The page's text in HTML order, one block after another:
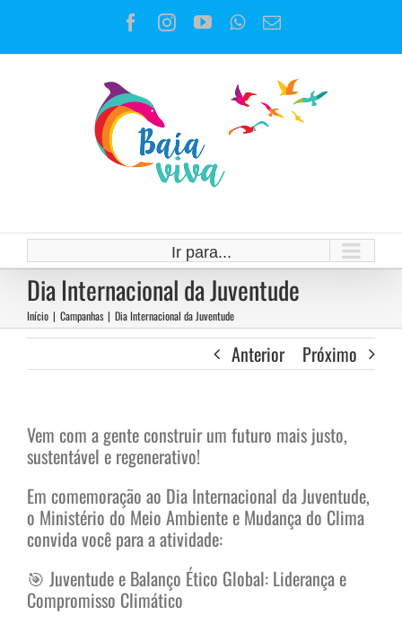
o
Facebook
Instagram
YouTubeWhatsApp
E-
Ir para...
Dia Internacional da Juventude
Início | Campanhas | Dia Internacional da Juventude
Anterior Próximo
Vem com a gente construir um futuro mais justo,
sustentável e regenerativo!
Em comemoração ao Dia Internacional da Juventude,
o Ministério do Meio Ambiente e Mudança do Clima
convida você para a atividade:
🎯 Juventude e Balanço Ético Global: Liderança e
Compromisso Climático